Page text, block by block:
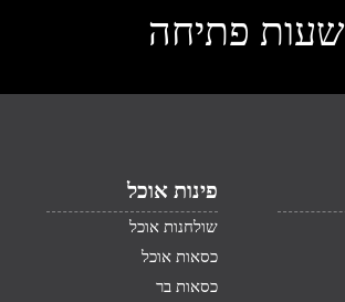
שעות פתיחה
פינות אוכל
שולחנות אוכל
כסאות אוכל
כסאות בר